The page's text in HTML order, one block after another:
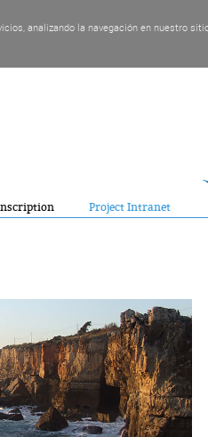
analizando la navegación en nuestro
Project Intranet